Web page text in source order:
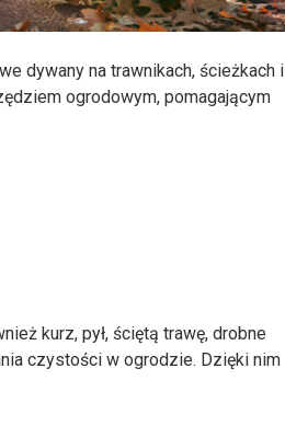
dywany na trawnikach, ścieżkach i
ogrodowym, pomagającym
kurz, pył, ściętą trawę, drobne
czystości w ogrodzie. Dzięki nim